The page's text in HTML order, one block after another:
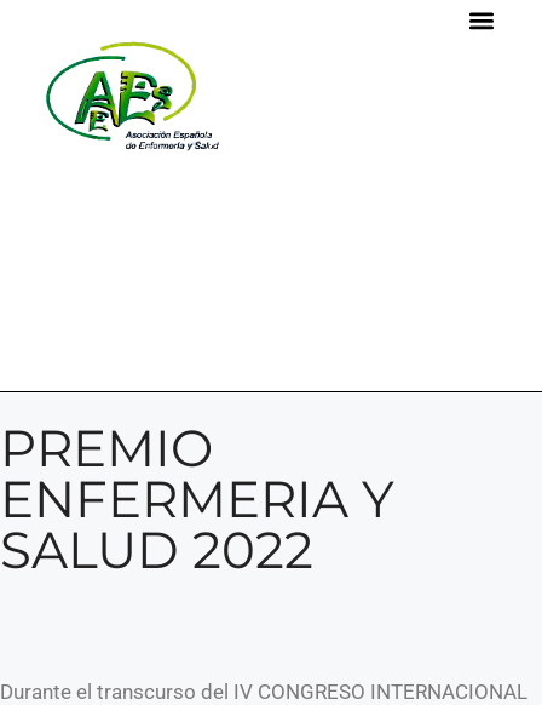
PREMIO
ENFERMERIA Y
SALUD 2022
Durante el transcurso del IV CONGRESO INTERNACIONAL